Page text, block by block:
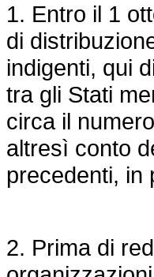
1. Entro il 1
di
indigenti, qui
tra gli Stati
circa il
altresì conto
precedenti, in
2. Prima di